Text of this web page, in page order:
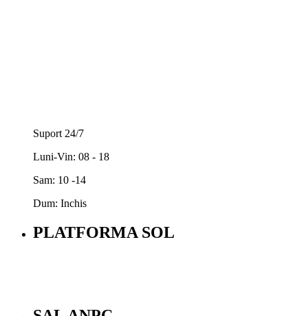
Suport 24/7
Luni-Vin: 08 - 18
Sam: 10 -14
Dum: Inchis
PLATFORMA SOL